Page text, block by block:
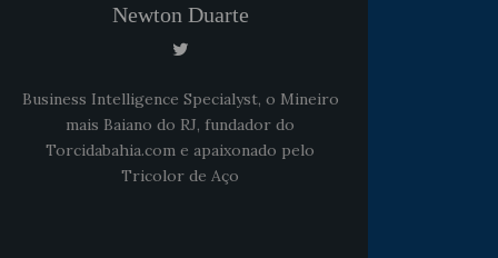
Newton Duarte
Business Intelligence Specialyst, o Mineiro
mais Baiano do RJ, fundador do
Torcidabahia.com e apaixonado pelo
Tricolor de Aço